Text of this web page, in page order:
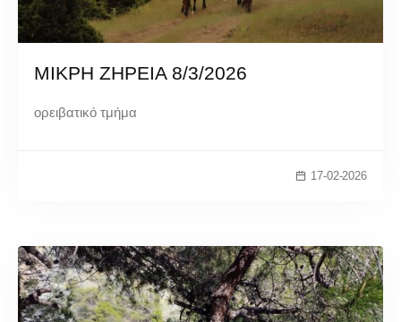
ΜΙΚΡΗ ΖΗΡΕΙΑ 8/3/2026
ορειβατικό τμήμα
17-02-2026